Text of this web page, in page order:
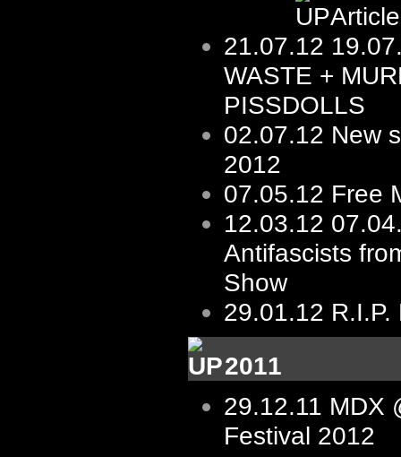
21.07.12
WASTE +
PISSDOLLS
02.07.12 New
2012
07.05.12 Free
12.03.12
Antifascists
Show
29.01.12
2011
29.12.11 MDX
Festival 2012